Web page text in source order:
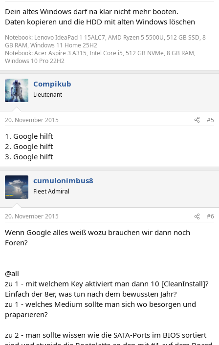
Dein altes Windows darf na klar nicht mehr booten.
Daten kopieren und die HDD mit alten Windows löschen
Notebook: Lenovo IdeaPad 1 15ALC7, AMD Ryzen 5 5500U, 512 GB SSD, 8
GB RAM, Windows 11 Home 25H2
Notebook: Acer Aspire 3 A315, Intel Core i5, 512 GB NVMe, 8 GB RAM,
Windows 10 Pro 22H2
Compikub
Lieutenant
20. November 2015 #5
1. Google hilft
2. Google hilft
3. Google hilft
cumulonimbus8
Fleet Admiral
20. November 2015 #6
Wenn Google alles weiß wozu brauchen wir dann noch
Foren?
@all
zu 1 - mit welchem Key aktiviert man dann 10 [CleanInstall]?
Einfach der 8er, was tun nach dem bewussten Jahr?
zu 1 - welches Medium sollte man sich wo besorgen und
präparieren?
zu 2 - man sollte wissen wie die SATA-Ports im BIOS sortiert